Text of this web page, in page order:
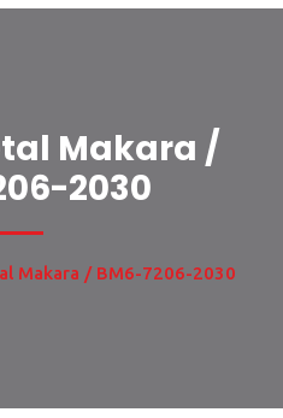
Makara /
2030
Makara / BM6-7206-2030